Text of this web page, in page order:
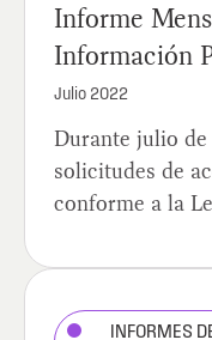
Informe
Información
Julio 2022
Durante julio
solicitudes de
conforme a la
INFORMES